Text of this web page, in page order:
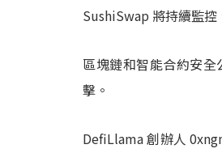
SushiSwap 將持續監控
區塊鏈和智能合約安
擊。
DefiLlama 創辦人